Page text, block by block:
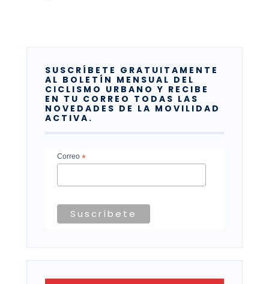
SUSCRÍBETE GRATUITAMENTE
AL BOLETÍN MENSUAL DEL
CICLISMO URBANO Y RECIBE
EN TU CORREO TODAS LAS
NOVEDADES DE LA MOVILIDAD
ACTIVA.
Correo *